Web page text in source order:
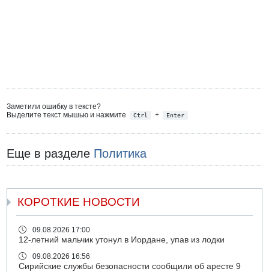
Заметили ошибку в тексте?
Выделите текст мышью и нажмите
Ctrl + Enter
Еще в разделе Политика
КОРОТКИЕ НОВОСТИ
09.08.2026 17:00
12-летний мальчик утонул в Иордане, упав из лодки
09.08.2026 16:56
Сирийские службы безопасности сообщили об аресте 9